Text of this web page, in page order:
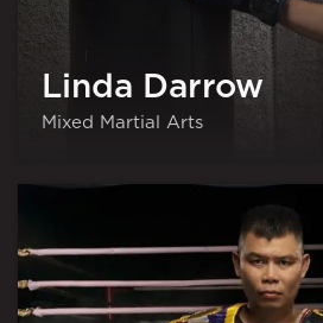
Linda Darrow
Mixed Martial Arts